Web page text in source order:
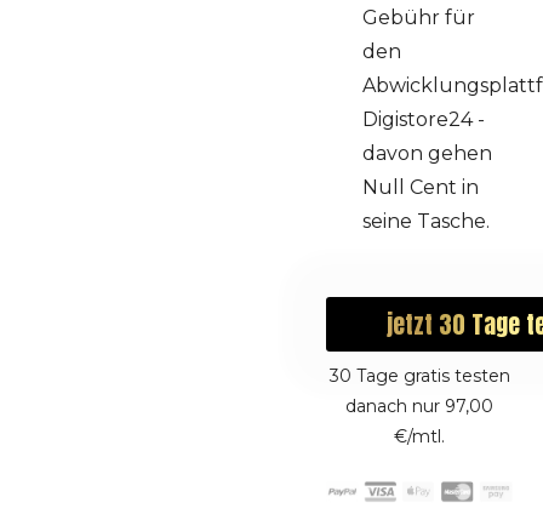
Gebühr für
den
Digistore24 -
davon gehen
Null Cent in
seine Tasche.
jetzt 30 Tage
30 Tage gratis testen
danach nur 97,00
€/mtl.